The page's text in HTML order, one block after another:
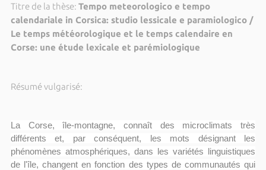
Titre de la thèse: Tempo meteorologico e tempo
calendariale in Corsica: studio lessicale e paramiologico /
Le temps météorologique et le temps calendaire en
Corse: une étude lexicale et parémiologique
Résumé vulgarisé:
La Corse, île-montagne, connaît des microclimats très
différents et, par conséquent, les mots désignant les
phénomènes atmosphériques, dans les variétés linguistiques
de l'île, changent en fonction des types de communautés qui